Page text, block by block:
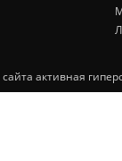
активная